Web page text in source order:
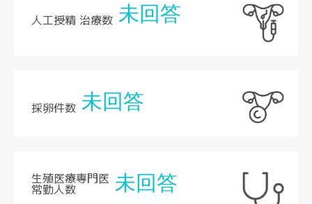
人工授精 治療数 未回答
採卵件数 未回答
生殖医療専門医
常勤人数 未回答